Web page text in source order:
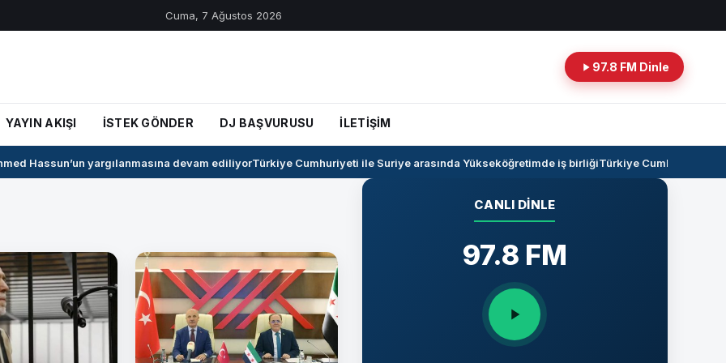
Cuma, 7 Ağustos 2026
97.8 FM Dinle
YAYIN AKIŞI İSTEK GÖNDER DJ BAŞVURUSU İLETİŞİM
Hassun’un yargılanmasına devam ediliyorTürkiye Cumhuriyeti ile Suriye arasında Yükseköğretimde iş birliğiTürkiye Cumhuriyeti -Irak
CANLI DINLE
97.8 FM